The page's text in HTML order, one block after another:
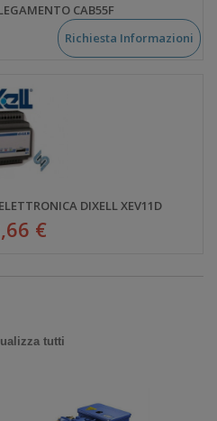
CAB55F
Richiesta Informazioni
DIXELL XEV11D
€
tutti